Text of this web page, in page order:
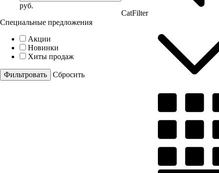
руб.
Специальные предложения
Акции
Новинки
Хиты продаж
Cбросить
CatFilter